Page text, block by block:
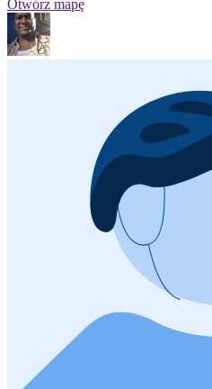
Otwórz mapę